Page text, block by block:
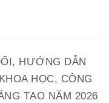
HƯỚNG DẪN
HỌC, CÔNG
TẠO NĂM 2026